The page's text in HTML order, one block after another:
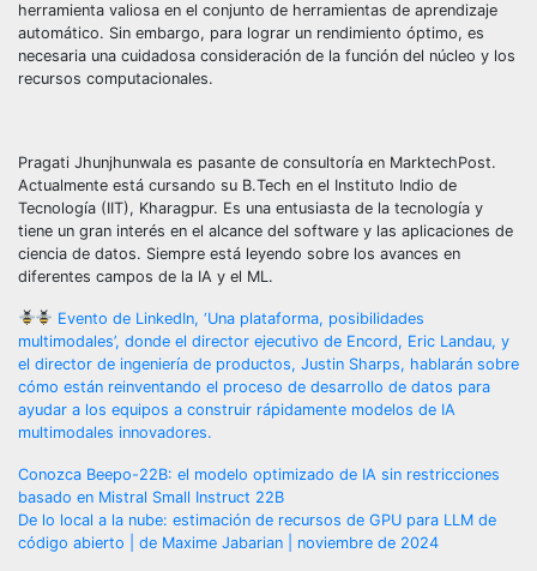
herramienta valiosa en el conjunto de herramientas de aprendizaje
automático. Sin embargo, para lograr un rendimiento óptimo, es
necesaria una cuidadosa consideración de la función del núcleo y los
recursos computacionales.
Pragati Jhunjhunwala es pasante de consultoría en MarktechPost.
Actualmente está cursando su B.Tech en el Instituto Indio de
Tecnología (IIT), Kharagpur. Es una entusiasta de la tecnología y
tiene un gran interés en el alcance del software y las aplicaciones de
ciencia de datos. Siempre está leyendo sobre los avances en
diferentes campos de la IA y el ML.
Evento de LinkedIn, ‘Una plataforma, posibilidades
multimodales’, donde el director ejecutivo de Encord, Eric Landau, y
el director de ingeniería de productos, Justin Sharps, hablarán sobre
cómo están reinventando el proceso de desarrollo de datos para
ayudar a los equipos a construir rápidamente modelos de IA
multimodales innovadores.
Post
navigation
Conozca Beepo-22B: el modelo optimizado de IA sin restricciones
basado en Mistral Small Instruct 22B
De lo local a la nube: estimación de recursos de GPU para LLM de
código abierto | de Maxime Jabarian | noviembre de 2024